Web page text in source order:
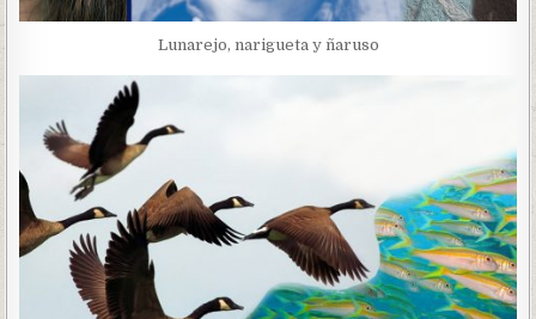
Lunarejo, narigueta y ñaruso